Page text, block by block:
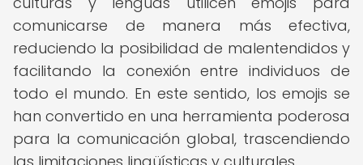
comunicarse de manera más efectiva,
reduciendo la posibilidad de malentendidos y
facilitando la conexión entre individuos de
todo el mundo. En este sentido, los emojis se
han convertido en una herramienta poderosa
para la comunicación global, trascendiendo